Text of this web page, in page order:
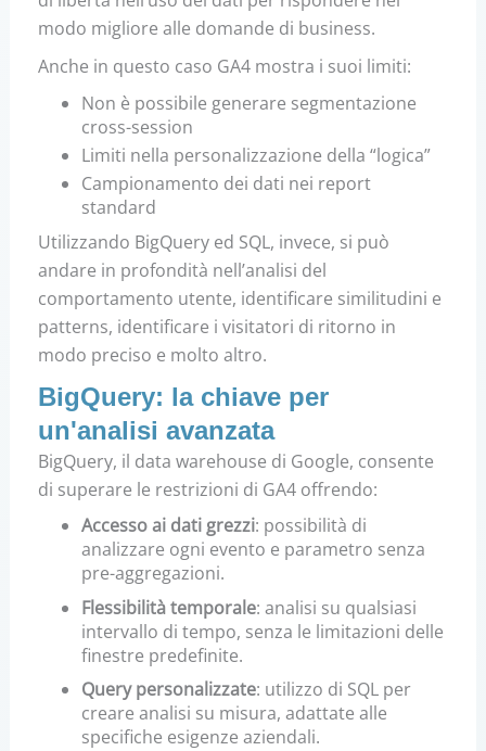
modo migliore alle domande di business.
Anche in questo caso GA4 mostra i suoi limiti:
Non è possibile generare segmentazione
cross-session
Limiti nella personalizzazione della “logica”
Campionamento dei dati nei report
standard
Utilizzando BigQuery ed SQL, invece, si può
andare in profondità nell’analisi del
comportamento utente, identificare similitudini e
patterns, identificare i visitatori di ritorno in
modo preciso e molto altro.
BigQuery: la chiave per
un'analisi avanzata
BigQuery, il data warehouse di Google, consente
di superare le restrizioni di GA4 offrendo:
Accesso ai dati grezzi: possibilità di
analizzare ogni evento e parametro senza
pre-aggregazioni.
Flessibilità temporale: analisi su qualsiasi
intervallo di tempo, senza le limitazioni delle
finestre predefinite.
Query personalizzate: utilizzo di SQL per
creare analisi su misura, adattate alle
specifiche esigenze aziendali.